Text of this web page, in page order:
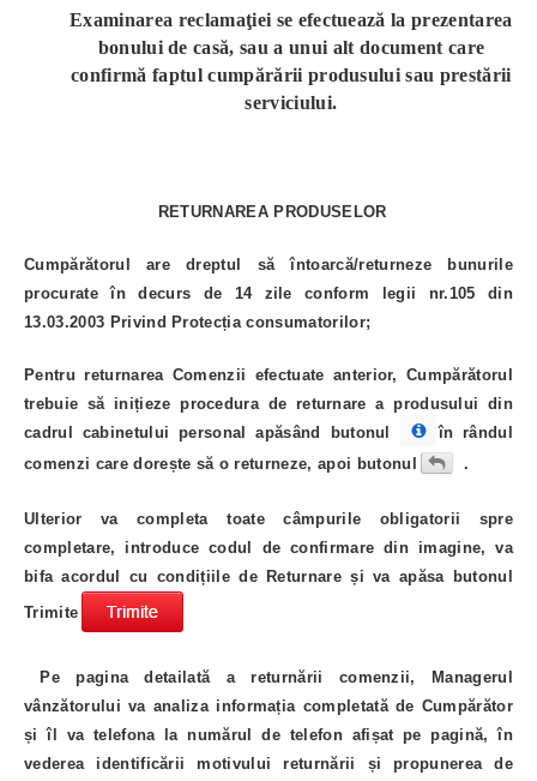
Examinarea reclamaţiei se efectuează la prezentarea
bonului de casă, sau a unui alt document care
confirmă faptul cumpărării produsului sau prestării
serviciului.
RETURNAREA PRODUSELOR
Cumpărătorul are dreptul să întoarcă/returneze bunurile
procurate în decurs de 14 zile conform legii nr.105 din
13.03.2003 Privind Protecția consumatorilor;
Pentru returnarea Comenzii efectuate anterior, Cumpărătorul
trebuie să inițieze procedura de returnare a produsului din
cadrul cabinetului personal apăsând butonul
în rândul
comenzi care dorește să o returneze, apoi butonul
.
Ulterior va completa toate câmpurile obligatorii spre
completare, introduce codul de confirmare din imagine, va
bifa acordul cu condițiile de Returnare și va apăsa butonul
Trimite
Pe pagina detailată a returnării comenzii, Managerul
vânzătorului va analiza informația completată de Cumpărător
și îl va telefona la numărul de telefon afișat pe pagină, în
vederea identificării motivului returnării și propunerea de